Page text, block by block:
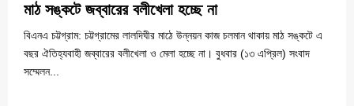
মাঠ সঙ্কটে জব্বারের বলীখেলা হচ্ছে না
বিএনএ চট্টগ্রাম: চট্টগ্রামের লালদিঘীর মাঠে উন্নয়ন কাজ চলমান থাকায় মাঠ সঙ্কটে এ
বছর ঐতিহ্যবাহী জব্বারের বলীখেলা ও মেলা হচ্ছে না। বুধবার (১৩ এপ্রিল) সংবাদ
সম্মেলন...